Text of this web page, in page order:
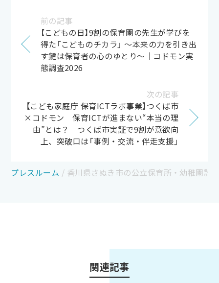
前の記事
【こどもの日】9割の保育園の先生が学びを
得た「こどものチカラ」 ～本来の力を引き出
す鍵は保育者の心のゆとり～｜コドモン実
態調査2026
次の記事
【こども家庭庁 保育ICTラボ事業】つくば市
×コドモン 保育ICTが進まない“本当の理
由”とは？ つくば市実証で9割が意欲向
上、突破口は「事例・交流・伴走支援」
プレスルーム / 香川県さぬき市の公立保育所・幼稚園計
関連記事